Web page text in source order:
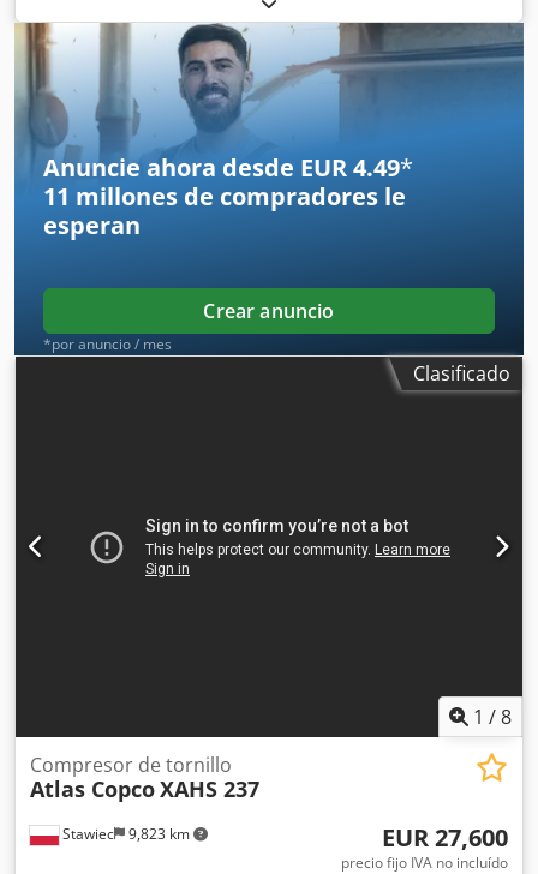
Capacidad: 10,50 m3/min; Presión de trabajo: 12 bar; Año
de fabricación: 2017; Chodpfx Aoy Iyxijlwea Motor DEUTZ
104 kW; Horas de funcionamiento: 1.172 h. El compresor
está completamente operativo, listo para trabajar y con
garantía. Precio neto: 125.500 PLN Precio bruto: 154.365
PLN Máquina importada en estado impecable. A
continuación, enlaces a los vídeos.
Anuncie ahora desde EUR 4.49*
11 millones de compradores le
esperan
Crear anuncio
*por anuncio / mes
Clasificado
1 /8
Stawiec 9,823 km
Compresor de tornillo
Atlas CopcoXAHS 237
EUR 27,600
precio fijo IVA no incluído